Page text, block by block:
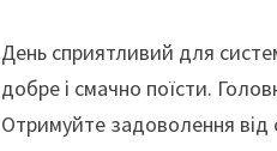
День сприятливий для
добре і смачно поїсти.
Отримуйте задоволення